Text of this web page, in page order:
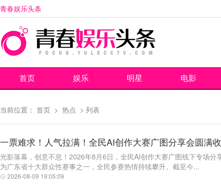
青春娱乐头条
首页 娱乐 明星 电影
当前位置： 首页 > 热点 > 列表
一票难求！人气拉满！全民AI创作大赛广图分享会圆满
光影落幕，创意不息！2026年8月6日，全民AI创作大赛广图线下专场
为广东省十大群众性赛事之一，全民参赛热情持续攀升。截至今...
2026-08-09 19:05:09